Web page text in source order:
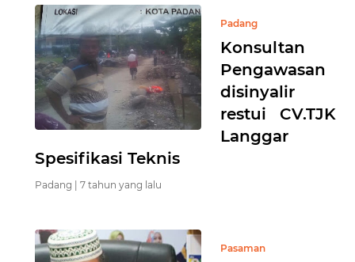
Padang
Konsultan
Pengawasan
disinyalir
restui CV.TJK
Langgar
Spesifikasi Teknis
Padang | 7 tahun yang lalu
Pasaman